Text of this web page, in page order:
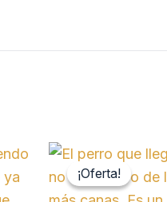
¡Oferta!
¡Oferta!